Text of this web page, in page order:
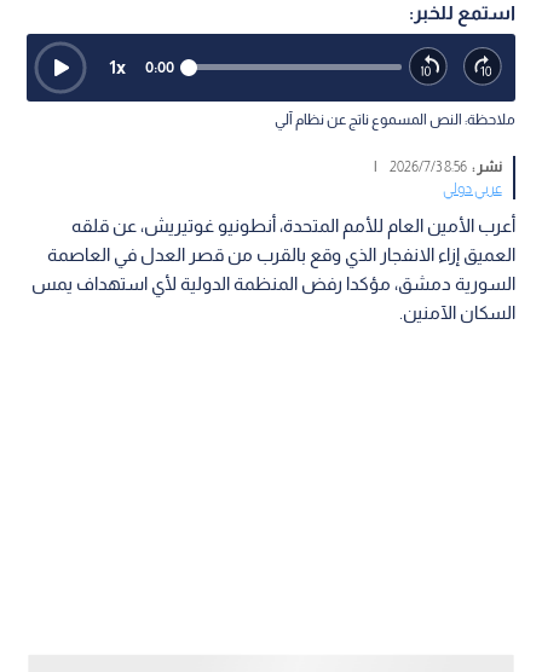
استمع للخبر:
0:00
1x
ملاحظة: النص المسموع ناتج عن نظام آلي
نشر :8:56 2026/7/3
|
عربي دولي
أعرب الأمين العام للأمم المتحدة، أنطونيو غوتيريش، عن قلقه
العميق إزاء الانفجار الذي وقع بالقرب من قصر العدل في العاصمة
السورية دمشق، مؤكدا رفض المنظمة الدولية لأي استهداف يمس
السكان الآمنين.